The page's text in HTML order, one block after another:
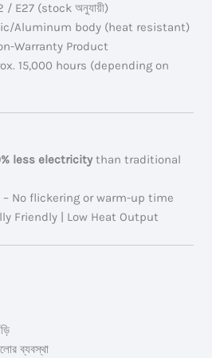
/ E27 (stock অনুযায়ী)
Aluminum body (heat resistant)
Warranty Product
15,000 hours (depending on
less electricitythan traditional
No flickering or warm-up time
Friendly | Low Heat Output
ব্যবস্থা